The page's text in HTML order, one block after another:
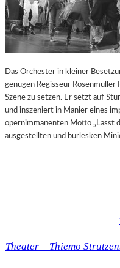
Das Orchester in kleiner
genügen Regisseur Rosenmüller
Szene zu setzen. Er setzt auf
und inszeniert in Manier eines
opernimmanenten Motto „Lasst
ausgestellten und burlesken
Theater – Thiemo